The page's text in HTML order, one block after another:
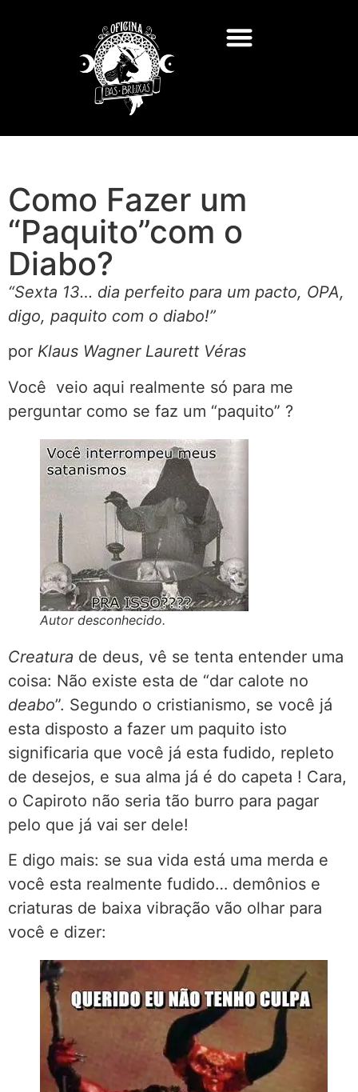
Como Fazer um
“Paquito”com o
Diabo?
“Sexta 13… dia perfeito para um pacto, OPA,
digo, paquito com o diabo!”
por Klaus Wagner Laurett Véras
Você veio aqui realmente só para me
perguntar como se faz um “paquito” ?
Autor desconhecido.
Creatura de deus, vê se tenta entender uma
coisa: Não existe esta de “dar calote no
deabo”. Segundo o cristianismo, se você já
esta disposto a fazer um paquito isto
significaria que você já esta fudido, repleto
de desejos, e sua alma já é do capeta ! Cara,
o Capiroto não seria tão burro para pagar
pelo que já vai ser dele!
E digo mais: se sua vida está uma merda e
você esta realmente fudido… demônios e
criaturas de baixa vibração vão olhar para
você e dizer: